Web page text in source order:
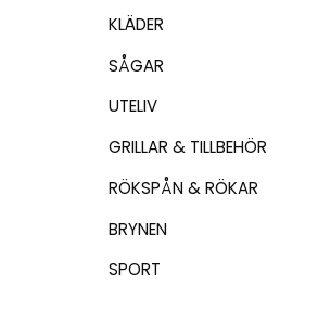
KLÄDER
SÅGAR
UTELIV
GRILLAR & TILLBEHÖR
RÖKSPÅN & RÖKAR
BRYNEN
SPORT